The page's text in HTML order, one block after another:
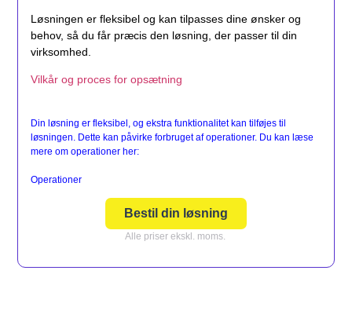
Løsningen er fleksibel og kan tilpasses dine ønsker og
behov, så du får præcis den løsning, der passer til din
virksomhed.
Vilkår og proces for opsætning
Din løsning er fleksibel, og ekstra funktionalitet kan tilføjes til
løsningen. Dette kan påvirke forbruget af operationer. Du kan læse
mere om operationer her:
Operationer
Bestil din løsning
Alle priser ekskl. moms.